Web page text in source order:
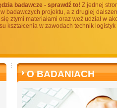
badawcze - sprawdź to! Z jednej
badawczych projektu, a z drugiej
ztymi materiałami oraz weź udział w
kształcenia w zawodach technik
O BADANIACH